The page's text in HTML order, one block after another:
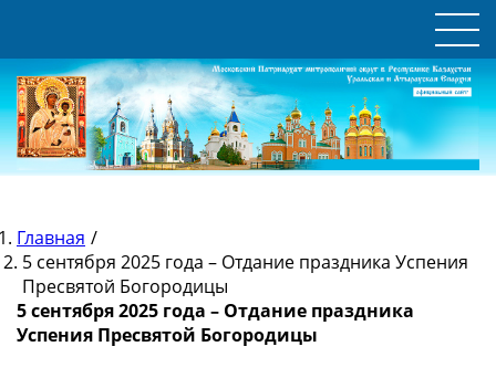
Главная /
5 сентября 2025 года – Отдание праздника Успения
Пресвятой Богородицы
5 сентября 2025 года – Отдание праздника
Успения Пресвятой Богородицы